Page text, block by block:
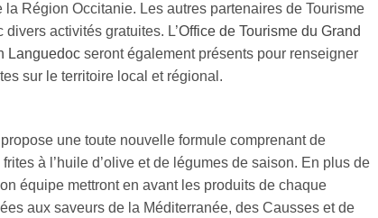
Région Occitanie. Les autres partenaires de Tourisme
activités gratuites. L’Office de Tourisme du Grand
Languedoc seront également présents pour renseigner
sur le territoire local et régional.
une toute nouvelle formule comprenant de
à l’huile d’olive et de légumes de saison. En plus de
équipe mettront en avant les produits de chaque
aux saveurs de la Méditerranée, des Causses et de